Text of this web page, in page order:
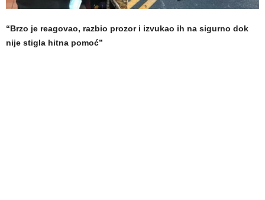
“Brzo je reagovao, razbio prozor i izvukao ih na sigurno dok
nije stigla hitna pomoć”